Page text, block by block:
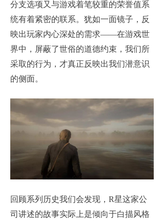
分支选项又与游戏着笔较重的荣誉值系
统有着紧密的联系。犹如一面镜子，反
映出玩家内心深处的需求——在游戏世
界中，屏蔽了世俗的道德约束，我们所
采取的行为，才真正反映出我们潜意识
的侧面。
回顾系列历史我们会发现，R星这家公
司讲述的故事实际上是倾向于白描风格